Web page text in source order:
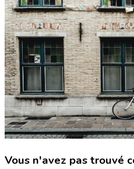
Vous n'avez pas trouvé